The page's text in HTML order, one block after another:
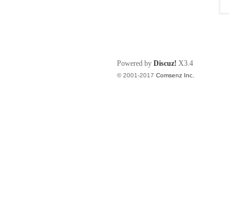
Powered by Discuz! X3.4
© 2001-2017 Comsenz Inc.